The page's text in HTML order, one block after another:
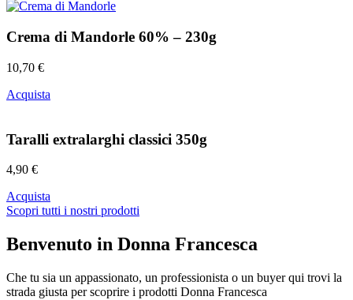
Crema di Mandorle 60% – 230g
10,70 €
Acquista
Taralli extralarghi classici 350g
4,90 €
Acquista
Scopri tutti i nostri prodotti
Benvenuto in Donna Francesca
Che tu sia un appassionato, un professionista o un buyer qui trovi la
strada giusta per scoprire i prodotti Donna Francesca